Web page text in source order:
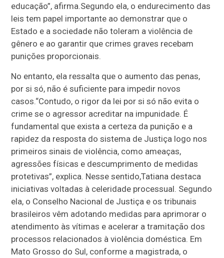
educação”, afirma.Segundo ela, o endurecimento das
leis tem papel importante ao demonstrar que o
Estado e a sociedade não toleram a violência de
gênero e ao garantir que crimes graves recebam
punições proporcionais.
No entanto, ela ressalta que o aumento das penas,
por si só, não é suficiente para impedir novos
casos.“Contudo, o rigor da lei por si só não evita o
crime se o agressor acreditar na impunidade. É
fundamental que exista a certeza da punição e a
rapidez da resposta do sistema de Justiça logo nos
primeiros sinais de violência, como ameaças,
agressões físicas e descumprimento de medidas
protetivas”, explica. Nesse sentido,Tatiana destaca
iniciativas voltadas à celeridade processual. Segundo
ela, o Conselho Nacional de Justiça e os tribunais
brasileiros vêm adotando medidas para aprimorar o
atendimento às vítimas e acelerar a tramitação dos
processos relacionados à violência doméstica. Em
Mato Grosso do Sul, conforme a magistrada, o